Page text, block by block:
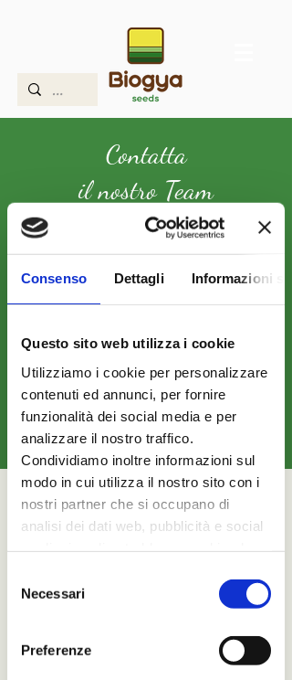
Consenso Dettagli Informazioni
Questo sito web utilizza i cookie
Utilizziamo i cookie per personalizzare
contenuti ed annunci, per fornire
funzionalità dei social media e per
analizzare il nostro traffico.
Condividiamo inoltre informazioni sul
modo in cui utilizza il nostro sito con i
nostri partner che si occupano di
analisi dei dati web, pubblicità e social
loro o che hanno raccolto dal suo
delNecessari
Preferenze
Contatta
il nostro Team
Indirizzo:
Località Gesso snc, Tarquinia (VT) - Lazio -
Italy
Pec: biogyasrl@legalmail.it
Telefono:
0766 036486
Nome
Telefono